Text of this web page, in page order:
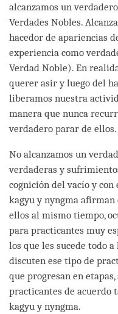
alcanzamos un
Verdades Nobles.
hacedor de apariencias
experiencia como
Verdad Noble). En
querer asir y luego del
liberamos nuestra
manera que nunca
verdadero parar de ellos.
No alcanzamos un
verdaderas y
cognición del vacío y
kagyu y nyngma
ellos al mismo tiempo,
para practicantes muy
los que les sucede todo
discuten ese tipo de
que progresan en
practicantes de acuerdo
kagyu y nyngma.